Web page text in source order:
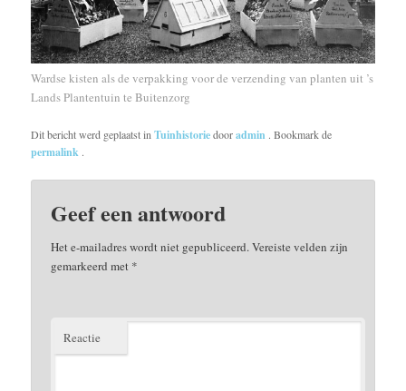
Wardse kisten als de verpakking voor de verzending van planten uit ’s
Lands Plantentuin te Buitenzorg
Dit bericht werd geplaatst inTuinhistoriedooradmin . Bookmark de
permalink .
Geef een antwoord
Het e-mailadres wordt niet gepubliceerd.Vereiste velden zijn
gemarkeerd met *
Reactie